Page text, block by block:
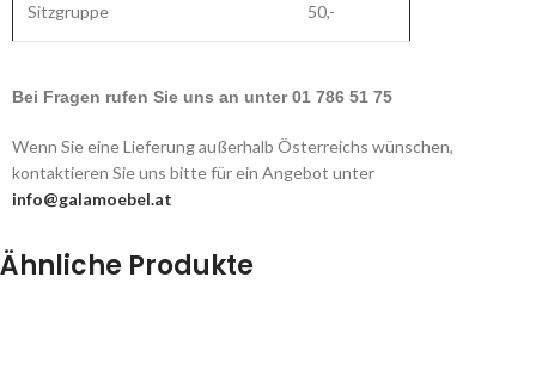
Sitzgruppe 50,-
Bei Fragen rufen Sie uns an unter 01 786 51 75
Wenn Sie eine Lieferung außerhalb Österreichs wünschen,
kontaktieren Sie uns bitte für ein Angebot unter
info@galamoebel.at
Ähnliche Produkte